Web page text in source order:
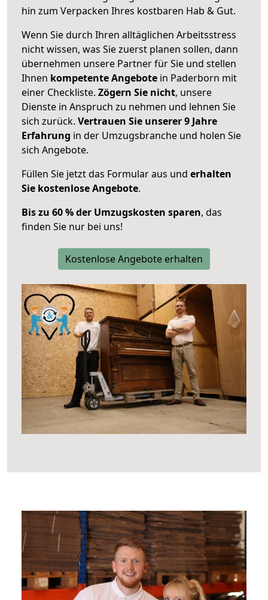
hin zum Verpacken Ihres kostbaren Hab & Gut.
Wenn Sie durch Ihren alltäglichen Arbeitsstress
nicht wissen, was Sie zuerst planen sollen, dann
übernehmen unsere Partner für Sie und stellen
Ihnen kompetente Angebote in Paderborn mit
einer Checkliste. Zögern Sie nicht, unsere
Dienste in Anspruch zu nehmen und lehnen Sie
sich zurück. Vertrauen Sie unserer 9 Jahre
Erfahrung in der Umzugsbranche und holen Sie
sich Angebote.
Füllen Sie jetzt das Formular aus und erhalten
Sie kostenlose Angebote.
Bis zu 60 % der Umzugskosten sparen, das
finden Sie nur bei uns!
Kostenlose Angebote erhalten